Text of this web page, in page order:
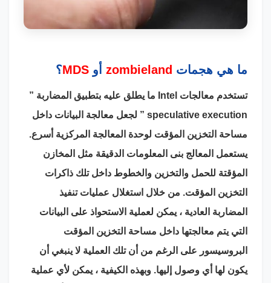
ما هي هجمات zombieland أو MDS؟
تستخدم معالجات Intel ما يطلق عليه بتطبيق المضاربة ”
speculative execution ” لجعل معالجة البيانات داخل
مساحة التخزين المؤقت لوحدة المعالجة المركزية أسرع.
يستعمل المعالج بنى المعلومات الدقيقة مثل المخازن
المؤقتة للحمل والتخزين والخطوط داخل تلك ذاكرات
التخزين المؤقت. من خلال استغلال عمليات تنفيذ
المضاربة العادية ، يمكن لعملية الاستحواذ على البيانات
التي يتم معالجتها داخل مساحة التخزين المؤقت
البروسيسور على الرغم من أن تلك العملية لا ينبغي أن
يكون لها أي وصول إليها. وبهذه الكيفية ، يمكن لأي عملية